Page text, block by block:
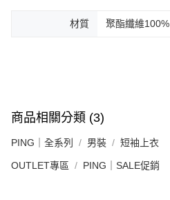
材質 聚酯纖維100%
商品相關分類 (3)
PING｜全系列 男裝 短袖上衣
OUTLET專區 PING｜SALE促銷